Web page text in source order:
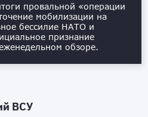
провальной «операции
мобилизации на
бессилие НАТО и
признание
обзоре.
ВСУ